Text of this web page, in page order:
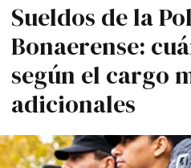
Sueldos de la
Bonaerense:
según el cargo
adicionales